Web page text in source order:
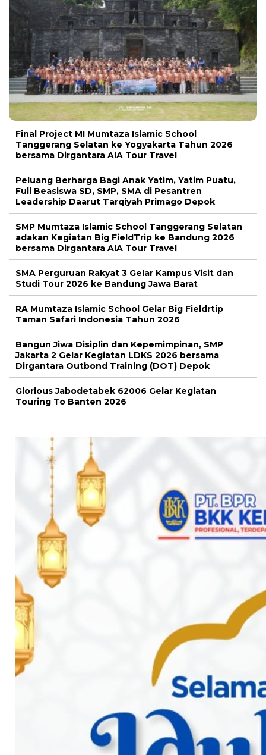
Final Project MI Mumtaza Islamic School
Tanggerang Selatan ke Yogyakarta Tahun 2026
bersama Dirgantara AIA Tour Travel
Peluang Berharga Bagi Anak Yatim, Yatim Puatu,
Full Beasiswa SD, SMP, SMA di Pesantren
Leadership Daarut Tarqiyah Primago Depok
SMP Mumtaza Islamic School Tanggerang Selatan
adakan Kegiatan Big FieldTrip ke Bandung 2026
bersama Dirgantara AIA Tour Travel
SMA Perguruan Rakyat 3 Gelar Kampus Visit dan
Studi Tour 2026 ke Bandung Jawa Barat
RA Mumtaza Islamic School Gelar Big Fieldrtip
Taman Safari Indonesia Tahun 2026
Bangun Jiwa Disiplin dan Kepemimpinan, SMP
Jakarta 2 Gelar Kegiatan LDKS 2026 bersama
Dirgantara Outbond Training (DOT) Depok
Glorious Jabodetabek 62006 Gelar Kegiatan
Touring To Banten 2026